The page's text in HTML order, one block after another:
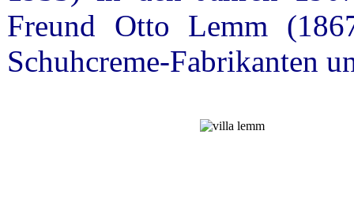
Freund Otto Lemm
Schuhcreme-Fabrikanten